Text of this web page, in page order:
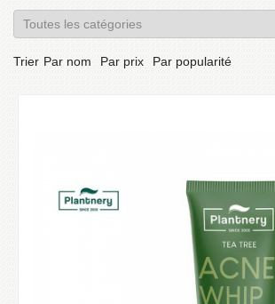
Trier Par nom Par prix Par popularité